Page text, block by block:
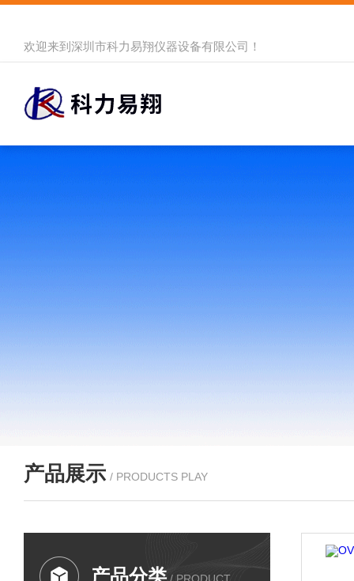
欢迎来到 深圳市科力易翔仪器设备有限公司 ！
产品展示 / PRODUCTS PLAY
产品分类